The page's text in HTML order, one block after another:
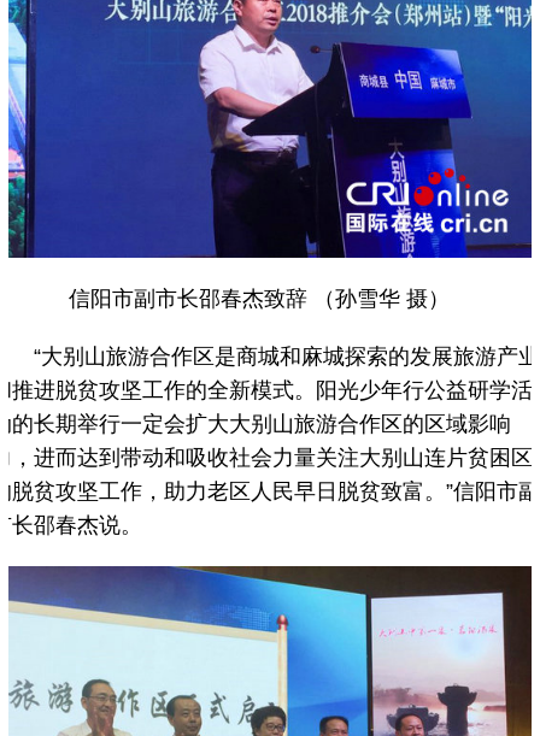
信阳市副市长邵春杰致辞 （孙雪华 摄）
别山旅游合作区是商城和麻城探索的发展旅游产业
推进脱贫攻坚工作的全新模式。阳光少年行公益研学活
的长期举行一定会扩大大别山旅游合作区的区域影响
，进而达到带动和吸收社会力量关注大别山连片贫困区
脱贫攻坚工作，助力老区人民早日脱贫致富。”信阳市副
长邵春杰说。